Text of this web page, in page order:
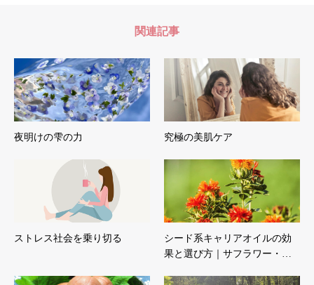
関連記事
夜明けの雫の力 究極の美肌ケア
ストレス社会を乗り切る
シード系キャリアオイルの効
果と選び方｜サフラワー・…